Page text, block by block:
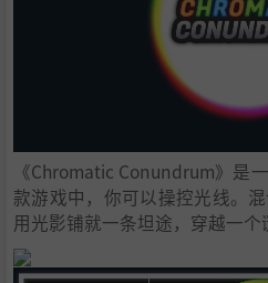
《Chromatic Conundrum》是
款游戏中，你可以操控光线。
用光影铺就一条坦途，穿越一个